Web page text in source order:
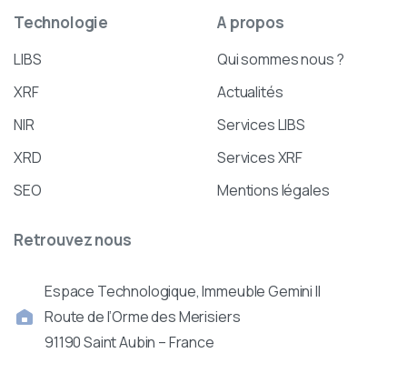
Technologie
LIBS
XRF
NIR
XRD
SEO
A propos
Qui sommes nous ?
Actualités
Services LIBS
Services XRF
Mentions légales
Retrouveznous
Espace Technologique, Immeuble Gemini II
Route de l’Orme des Merisiers
91190 Saint Aubin – France